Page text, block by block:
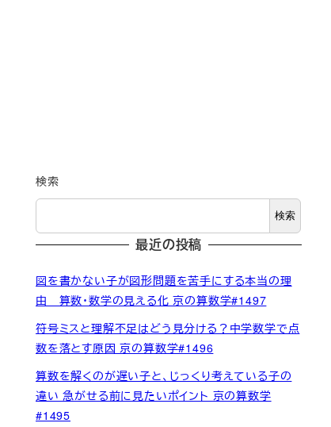
検索
検索
最近の投稿
図を書かない子が図形問題を苦手にする本当の理
由 算数・数学の見える化 京の算数学#1497
符号ミスと理解不足はどう見分ける？中学数学で点
数を落とす原因 京の算数学#1496
算数を解くのが遅い子と、じっくり考えている子の
違い 急がせる前に見たいポイント 京の算数学
#1495